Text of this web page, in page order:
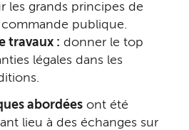
les grands principes de
commande publique.
travaux : donner le top
légales dans les
abordées ont été
lieu à des échanges sur